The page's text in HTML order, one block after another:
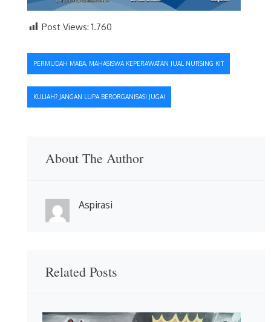
Post Views: 1.760
Navigasi
pos
PERMUDAH MABA, MAHASISWA KEPERAWATAN JUAL NURSING KIT
KULIAH? JANGAN LUPA BERORGANISASI JUGA!
About The Author
Aspirasi
Related Posts